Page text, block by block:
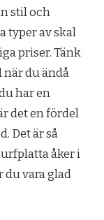
stil och
typer av skal
priser. Tänk
när du ändå
har en
det en fördel
Det är så
åker i
du vara glad